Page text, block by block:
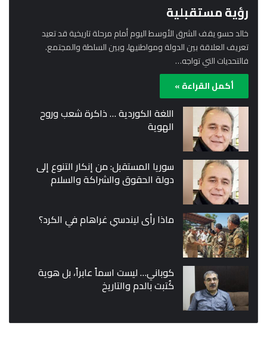
رؤية مستقبلية
خالد حسو يقف الشرق الأوسط اليوم أمام مرحلة تاريخية قد تعيد
تعريف العلاقة بين الدولة ومواطنيها، وبين السلطة والمجتمع.
فالتحديات التي تواجه…
أكمل القراءة »
اللغة الكوردية … ذاكرة شعب وروح
الهوية
سوريا المستقبل: من إنكار التنوع إلى
دولة الحقوق والشراكة والسلام
ماذا رأى ليندسي غراهام في الكرد؟
كوباني… ليست اسماً عابراً، بل هوية
كُتبت بالدم والتاريخ